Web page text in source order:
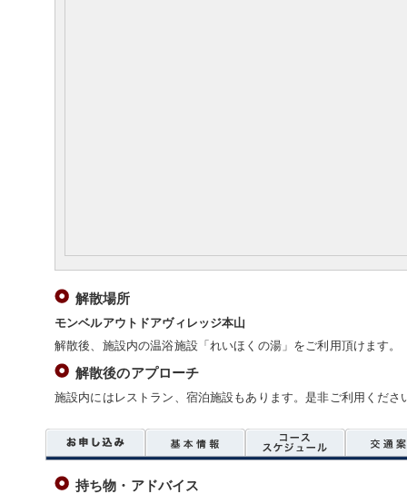
解散場所
モンベルアウトドアヴィレッジ本山
解散後、施設内の温浴施設「れいほくの湯」をご利用頂けます。
解散後のアプローチ
施設内にはレストラン、宿泊施設もあります。是非ご利用くださ
持ち物・アドバイス